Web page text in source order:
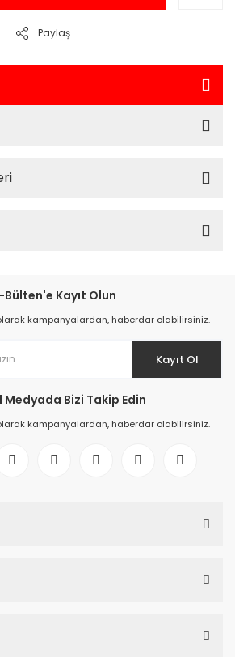
Paylaş
Bülten'e Kayıt Olun
kampanyalardan, haberdar olabilirsiniz.
Kayıt Ol
Medyada Bizi Takip Edin
kampanyalardan, haberdar olabilirsiniz.